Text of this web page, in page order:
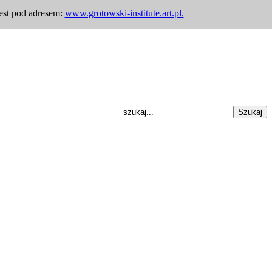
pod adresem: www.grotowski-institute.art.pl.